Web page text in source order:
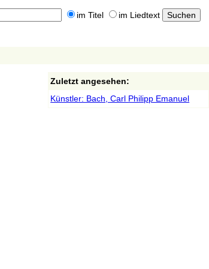
im Titel im Liedtext
Zuletzt angesehen:
Künstler: Bach, Carl Philipp Emanuel